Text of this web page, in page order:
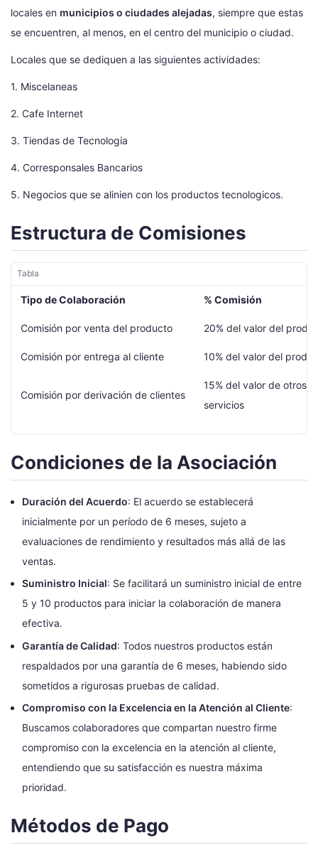
locales en municipios o ciudades alejadas, siempre que estas
se encuentren, al menos, en el centro del municipio o ciudad.
Locales que se dediquen a las siguientes actividades:
1. Miscelaneas
2. Cafe Internet
3. Tiendas de Tecnologia
4. Corresponsales Bancarios
5. Negocios que se alinien con los productos tecnologicos.
Estructura de Comisiones
Tabla
Tipo de Colaboración % Comisión
Comisión por venta del producto 20% del valor del
Comisión por entrega al cliente 10% del valor del
Comisión por derivación de clientes
15% del valor de otros
servicios
Condiciones de la Asociación
Duración del Acuerdo: El acuerdo se establecerá
inicialmente por un período de 6 meses, sujeto a
evaluaciones de rendimiento y resultados más allá de las
ventas.
Suministro Inicial: Se facilitará un suministro inicial de entre
5 y 10 productos para iniciar la colaboración de manera
efectiva.
Garantía de Calidad: Todos nuestros productos están
respaldados por una garantía de 6 meses, habiendo sido
sometidos a rigurosas pruebas de calidad.
Compromiso con la Excelencia en la Atención al Cliente:
Buscamos colaboradores que compartan nuestro firme
compromiso con la excelencia en la atención al cliente,
entendiendo que su satisfacción es nuestra máxima
prioridad.
Métodos de Pago